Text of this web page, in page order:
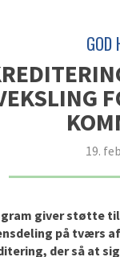
GOD
19.
giverstøtte til
påtværs af
, der så at